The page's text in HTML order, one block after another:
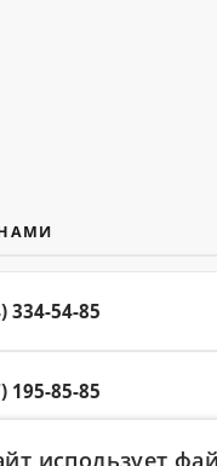
334-54-85
195-85-85
использует